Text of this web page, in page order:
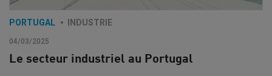
PORTUGAL INDUSTRIE
04/03/2025
Le secteur industriel au Portugal